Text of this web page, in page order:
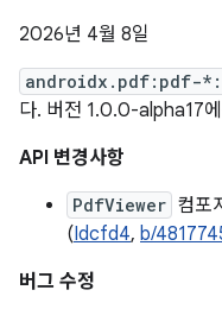
2026년 4월 8일
androidx.pdf:pdf-
다. 버전 1.0.0-alpha17
API 변경사항
PdfViewer 컴포
(Idcfd4, b/
버그 수정